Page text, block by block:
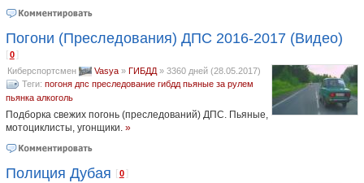
Погони (Преследования) ДПС 2016-2017 (Видео)
[0
Киберспортсмен Vasya» ГИБДД» 3360 дней (28.05.2017)
Теги: погоня дпс преследование гибдд пьяные за рулем
пьянка алкоголь
Подборка свежих погонь (преследований) ДПС. Пьяные,
мотоциклисты, угонщики. »
Полиция Дубая [0